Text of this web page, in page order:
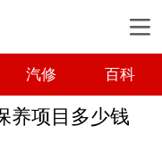
汽修 百科
养项目多少钱